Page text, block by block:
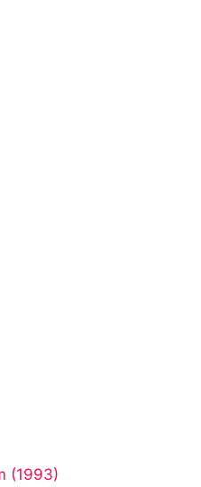
(1993)